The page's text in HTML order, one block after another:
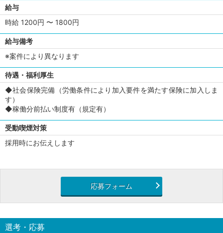
給与
時給 1200円 〜 1800円
給与備考
※案件により異なります
待遇・福利厚生
◆社会保険完備（労働条件により加入要件を満たす保険に加入しま
す）
◆稼働分前払い制度有（規定有）
受動喫煙対策
採用時にお伝えします
応募フォーム
選考・応募